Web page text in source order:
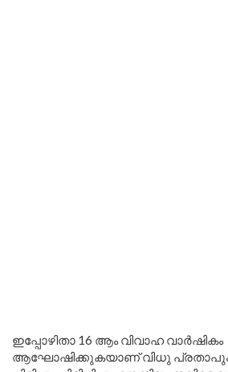
ഇപ്പോഴിതാ 16 ആം വിവാഹ വാർഷികം
ആഘോഷിക്കുകയാണ് വിധു പ്രതാപും